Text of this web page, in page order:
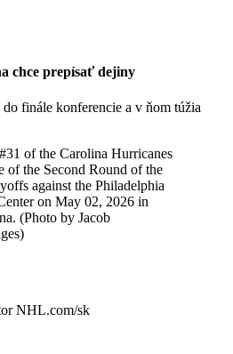
chce prepísať dejiny
finále konferencie a v ňom túžia
NHL.com/sk